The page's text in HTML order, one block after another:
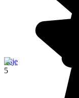
Paje
5